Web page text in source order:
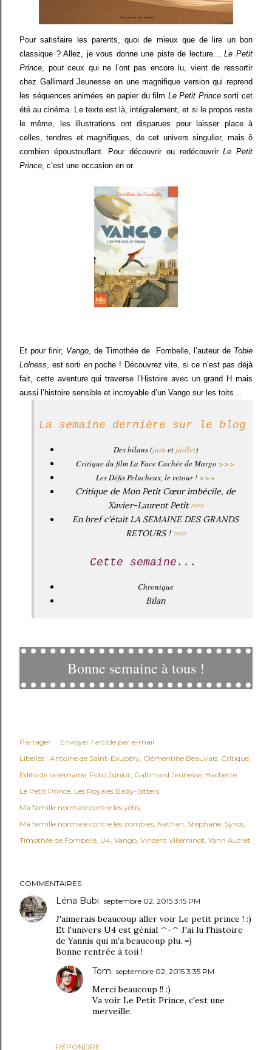
Pour satisfaire les parents, quoi de mieux que de lire un bon
classique ? Allez, je vous donne une piste de lecture…Le Petit
Prince, pour ceux qui ne l’ont pas encore lu, vient de ressortir
chez Gallimard Jeunesse en une magnifique version qui reprend
les séquences animées en papier du film Le Petit Princesorti cet
été au cinéma. Le texte est là, intégralement, et si le propos reste
le même, les illustrations ont disparues pour laisser place à
celles, tendres et magnifiques, de cet univers singulier, mais ô
combien époustouflant. Pour découvrir ou redécouvrirLe Petit
Prince, c’est une occasion en or.
Et pour finir, Vango , de Timothée de Fombelle, l’auteur de Tobie
Lolness , est sorti en poche ! Découvrez vite, si ce n’est pas déjà
fait, cette aventure qui traverse l’Histoire avec un grand H mais
aussi l’histoire sensible et incroyable d’un Vango sur les toits…
La semaine dernière sur le blog
Des bilans (juin et juillet)
Critique du film La Face Cachée de Margo >>>
Les Défis Pelucheux, le retour ! >>>
Critique de Mon Petit Cœur imbécile, de
Xavier-Laurent Petit>>>
En bref c'était LA SEMAINE DES GRANDS
RETOURS ! >>>
Cette semaine...
Chronique
Bilan
Bonne semaine à tous !
Partager
Envoyer l'article par e-mail
Libellés : Antoine de Saint-Exupéry Clémentine Beauvais Critique
Edito de la semaine Folio Junior Gallimard Jeunesse Hachette
Le Petit Prince Les Royales Baby-Sitters
Ma famille normale contre les yétis
Ma famille normale contre les zombies Nathan Stéphane Syros
Timothée de Fombelle U4 Vango Vincent Villeminot Yann Autret
COMMENTAIRES
Léna Bubi septembre 02, 2015 3:15 PM
J'aimerais beaucoup aller voir Le petit prince ! :)
Et l'univers U4 est génial ^-^ J'ai lu l'histoire
de Yannis qui m'a beaucoup plu. =)
Bonne rentrée à toii !
RÉPONDRE
Tom septembre 02, 2015 3:35 PM
Merci beaucoup !! :)
Va voir Le Petit Prince, c'est une
merveille.